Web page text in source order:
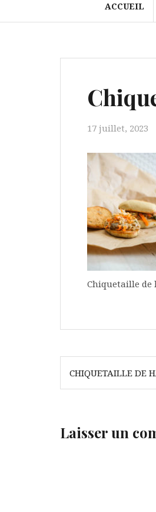
ACCUEIL
17 juillet, 2023
Chiquetaille de
Navigation
deCHIQUETAILLE DE
Laisser un